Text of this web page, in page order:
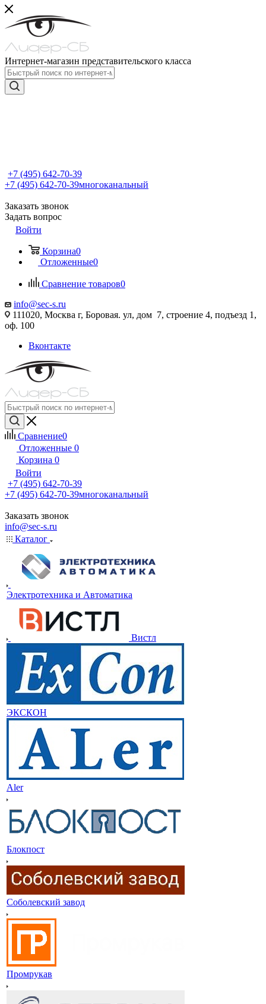
Интернет-магазин представительского класса
+7 (495) 642-70-39
+7 (495) 642-70-39многоканальный
Заказать звонок
Задать вопрос
Войти
Корзина0
Отложенные0
Сравнение товаров0
info@sec-s.ru
111020, Москва г, Боровая. ул, дом 7, строение 4, подъезд 1,
оф. 100
Вконтакте
Сравнение0
Отложенные 0
Корзина 0
Войти
+7 (495) 642-70-39
+7 (495) 642-70-39многоканальный
Заказать звонок
info@sec-s.ru
Каталог
Электротехника и Автоматика
Вистл
ЭКСКОН
Aler
Блокпост
Соболевский завод
Промрукав